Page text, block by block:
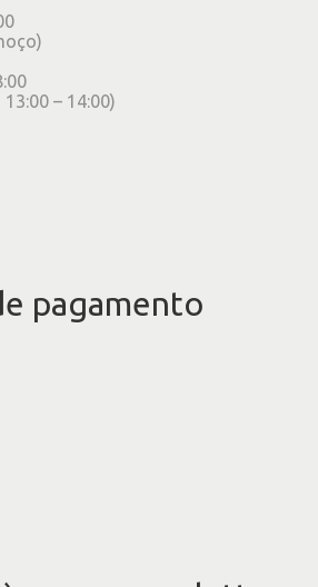
– 14:00)
pagamento